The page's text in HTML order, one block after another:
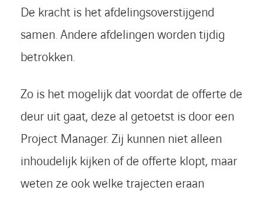
De kracht is het afdelingsoverstijgend
samen. Andere afdelingen worden tijdig
betrokken.
Zo is het mogelijk dat voordat de offerte de
deur uit gaat, deze al getoetst is door een
Project Manager. Zij kunnen niet alleen
inhoudelijk kijken of de offerte klopt, maar
weten ze ook welke trajecten eraan